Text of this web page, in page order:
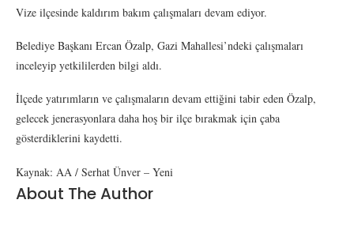
Vize ilçesinde kaldırım bakım çalışmaları devam ediyor.
Belediye Başkanı Ercan Özalp, Gazi Mahallesi’ndeki çalışmaları
inceleyip yetkililerden bilgi aldı.
İlçede yatırımların ve çalışmaların devam ettiğini tabir eden Özalp,
gelecek jenerasyonlara daha hoş bir ilçe bırakmak için çaba
gösterdiklerini kaydetti.
Kaynak: AA / Serhat Ünver – Yeni
About The Author